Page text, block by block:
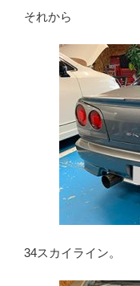
それから
34スカイライン。